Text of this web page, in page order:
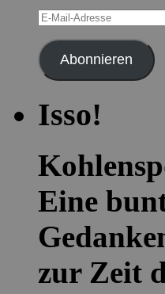
E-
Mail-
Adresse
Abonnieren
Isso!
Eine
zur Zeit